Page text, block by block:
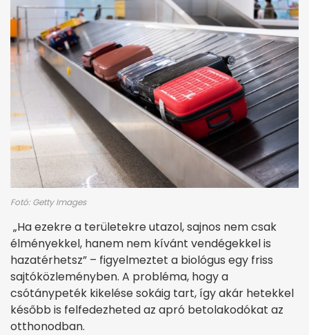
Fotó: Getty Images
„Ha ezekre a területekre utazol, sajnos nem csak
élményekkel, hanem nem kívánt vendégekkel is
hazatérhetsz” – figyelmeztet a biológus egy friss
sajtóközleményben. A probléma, hogy a
csótánypeték kikelése sokáig tart, így akár hetekkel
később is felfedezheted az apró betolakodókat az
otthonodban.